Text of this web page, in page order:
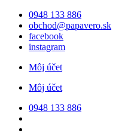
Preskočiť
obsah
0948 133 886
obchod@papavero.sk
facebook
instagram
Môj účet
Môj účet
0948 133 886